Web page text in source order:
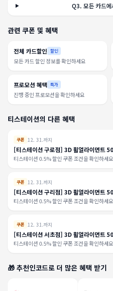
Q3. 모든 카드
관련 쿠폰 및 혜택
전체 카드할인 할인
모든 카드 할인 정보를 확인하세요
프로모션 혜택 특가
진행 중인 프로모션을 확인하세요
티스테이션의 다른 혜택
쿠폰 12. 31.까지
[티스테이션 구로점] 3D 휠얼라이먼트
티스테이션 0.5% 할인 쿠폰 조건을 확인하세
쿠폰 12. 31.까지
[티스테이션 구리점] 3D 휠얼라이먼트
티스테이션 0.5% 할인 쿠폰 조건을 확인하세
쿠폰 12. 31.까지
[티스테이션 서초점] 3D 휠얼라이먼트
티스테이션 0.5% 할인 쿠폰 조건을 확인하세
🎁 추천인코드로 더 많은 혜택 받기